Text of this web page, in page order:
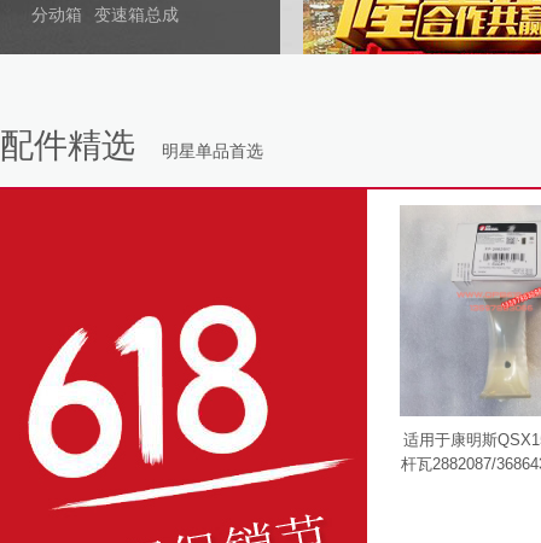
分动箱
变速箱总成
配件精选 明星单品首选
适用于康明斯
杆瓦2882087/